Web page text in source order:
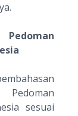
sesuai